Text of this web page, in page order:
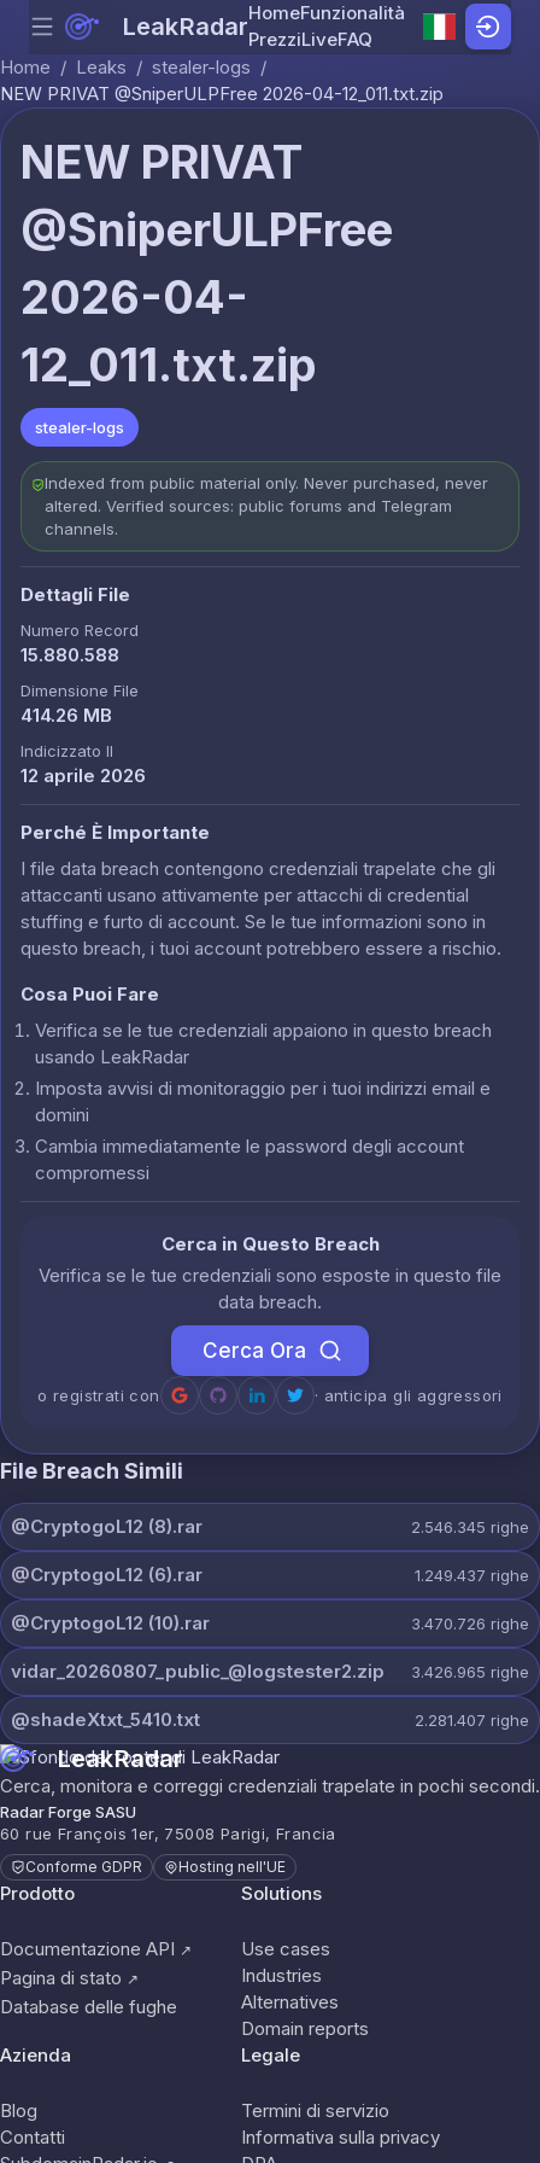
Skip to content
Menu LeakRadarHomeFunzionalità
PrezziLiveFAQ
Home / Leaks / stealer-logs /
NEW PRIVAT @SniperULPFree 2026-04-12_011.txt.zip
NEW PRIVAT
@SniperULPFree
2026-04-
12_011.txt.zip
stealer-logs
Indexed from public material only. Never purchased, never
altered. Verified sources: public forums and Telegram
channels.
Dettagli File
Numero Record
15.880.588
Dimensione File
414.26 MB
Indicizzato Il
12 aprile 2026
Perché È Importante
I file data breach contengono credenziali trapelate che gli
attaccanti usano attivamente per attacchi di credential
stuffing e furto di account. Se le tue informazioni sono in
questo breach, i tuoi account potrebbero essere a rischio.
Cosa Puoi Fare
Verifica se le tue credenziali appaiono in questo breach
usando LeakRadar
Imposta avvisi di monitoraggio per i tuoi indirizzi email e
domini
Cambia immediatamente le password degli account
compromessi
Cerca in Questo Breach
Verifica se le tue credenziali sono esposte in questo file
data breach.
Cerca Ora
o registrati con · anticipa gli aggressori
File Breach Simili
@CryptogoL12 (8).rar 2.546.345 righe
@CryptogoL12 (6).rar 1.249.437 righe
@CryptogoL12 (10).rar 3.470.726 righe
vidar_20260807_public_@logstester2.zip 3.426.965 righe
@shadeXtxt_5410.txt 2.281.407 righe
LeakRadar
Cerca, monitora e correggi credenziali trapelate in pochi secondi.
Radar Forge SASU
60 rue François 1er, 75008 Parigi, Francia
Conforme GDPR Hosting nell'UE
Prodotto
Documentazione API ↗
Pagina di stato ↗
Database delle fughe
Solutions
Use cases
Industries
Alternatives
Domain reports
Azienda
Blog
Contatti
Legale
Termini di servizio
Informativa sulla privacy